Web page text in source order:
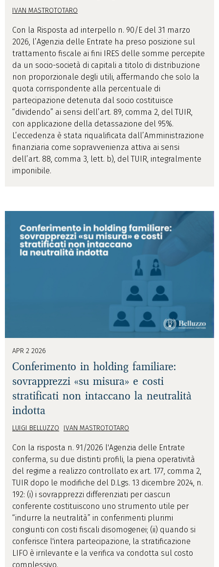
IVAN MASTROTOTARO
Con la Risposta ad interpello n. 90/E del 31 marzo
2026, l’Agenzia delle Entrate ha preso posizione sul
trattamento fiscale ai fini IRES delle somme percepite
da un socio-società di capitali a titolo di distribuzione
non proporzionale degli utili, affermando che solo la
quota corrispondente alla percentuale di
partecipazione detenuta dal socio costituisce
“dividendo” ai sensi dell’art. 89, comma 2, del TUIR,
con applicazione della detassazione del 95%.
L’eccedenza è stata riqualificata dall’Amministrazione
finanziaria come sopravvenienza attiva ai sensi
dell’art. 88, comma 3, lett. b), del TUIR, integralmente
imponibile.
APR 2 2026
Conferimento in holding familiare:
sovrapprezzi «su misura» e costi
stratificati non intaccano la neutralità
indotta
LUIGI BELLUZZO IVAN MASTROTOTARO
Con la risposta n. 91/2026 l'Agenzia delle Entrate
conferma, su due distinti profili, la piena operatività
del regime a realizzo controllato ex art. 177, comma 2,
TUIR dopo le modifiche del D.Lgs. 13 dicembre 2024, n.
192: (i) i sovrapprezzi differenziati per ciascun
conferente costituiscono uno strumento utile per
“indurre la neutralità” in conferimenti plurimi
congiunti con costi fiscali disomogenei; (ii) quando si
conferisce l'intera partecipazione, la stratificazione
LIFO è irrilevante e la verifica va condotta sul costo
complessivo.